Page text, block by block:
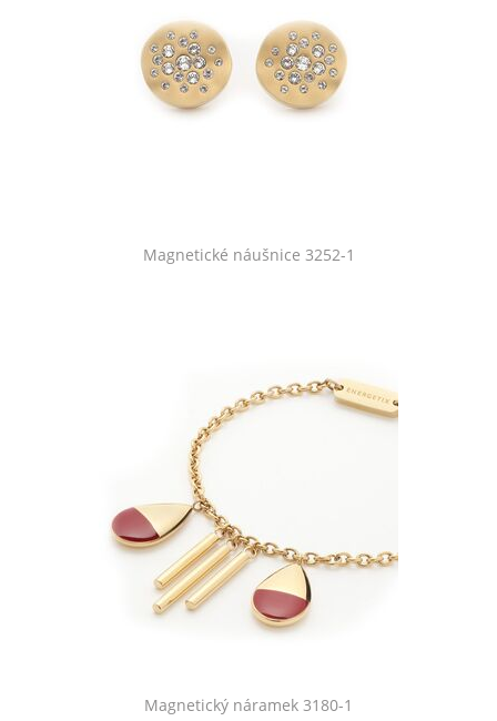
Magnetické náušnice 3252-1
Magnetický náramek 3180-1